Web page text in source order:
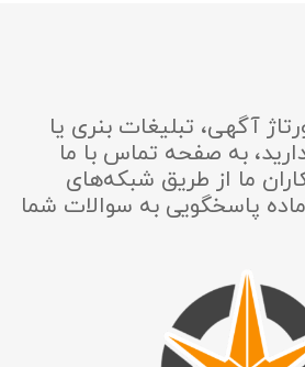
آگهی، تبلیغات بنری یا
به صفحه تماس با ما
ما از طریق شبکه‌های
پاسخگویی به سوالات شما